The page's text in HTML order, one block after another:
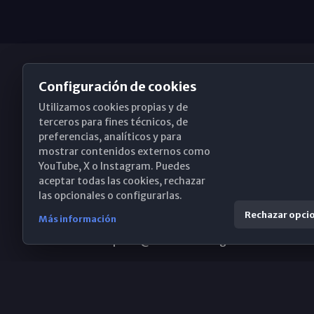
Obispado de Málaga
Santa María, 18-20. 29015 Málaga
(+34) 952 224 386
Configuración de cookies
Utilizamos cookies propias y de
terceros para fines técnicos, de
preferencias, analíticos y para
mostrar contenidos externos como
YouTube, X o Instagram. Puedes
aceptar todas las cookies, rechazar
las opcionales o configurarlas.
Más información Rechazar